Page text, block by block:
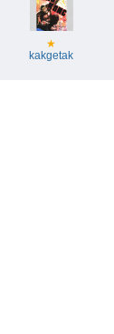
★
kakgetak